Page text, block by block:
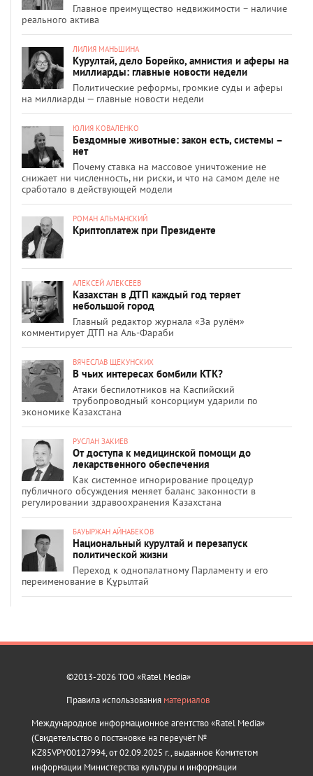
Главное преимущество недвижимости – наличие
реального актива
ЛИЛИЯ МАНЬШИНА
Курултай, дело Борейко, амнистия и аферы на
миллиарды: главные новости недели
Политические реформы, громкие суды и аферы
на миллиарды — главные новости недели
ЮЛИЯ КОВАЛЕНКО
Бездомные животные: закон есть, системы –
нет
Почему ставка на массовое уничтожение не
снижает ни численность, ни риски, и что на самом деле не
сработало в действующей модели
РОМАН АЛЬМАНСКИЙ
Криптоплатеж при Президенте
АЛЕКСЕЙ АЛЕКСЕЕВ
Казахстан в ДТП каждый год теряет
небольшой город
Главный редактор журнала «За рулём»
комментирует ДТП на Аль-Фараби
ВЯЧЕСЛАВ ЩЕКУНСКИХ
В чьих интересах бомбили КТК?
Атаки беспилотников на Каспийский
трубопроводный консорциум ударили по
экономике Казахстана
РУСЛАН ЗАКИЕВ
От доступа к медицинской помощи до
лекарственного обеспечения
Как системное игнорирование процедур
публичного обсуждения меняет баланс законности в
регулировании здравоохранения Казахстана
БАУЫРЖАН АЙНАБЕКОВ
Национальный курултай и перезапуск
политической жизни
Переход к однопалатному Парламенту и его
переименование в Құрылтай
©2013-2026 ТОО «Ratel Media»
Правила использования материалов
Международное информационное агентство «Ratel Media»
(Свидетельство о постановке на переучёт №
KZ85VPY00127994, от 02.09.2025 г., выданное Комитетом
информации Министерства культуры и информации